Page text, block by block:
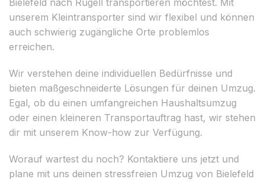
unserem Kleintransporter sind wir flexibel und können
auch schwierig zugängliche Orte problemlos
erreichen.
Wir verstehen deine individuellen Bedürfnisse und
bieten maßgeschneiderte Lösungen für deinen Umzug.
Egal, ob du einen umfangreichen Haushaltsumzug
oder einen kleineren Transportauftrag hast, wir stehen
dir mit unserem Know-how zur Verfügung.
Worauf wartest du noch? Kontaktiere uns jetzt und
plane mit uns deinen stressfreien Umzug von Bielefeld